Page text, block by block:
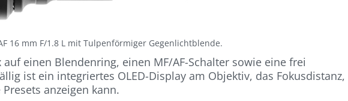
16 mm F/1.8 L mit Tulpenförmiger Gegenlichtblende.
einen Blendenring, einen MF/AF-Schalter sowie eine frei
ist ein integriertes OLED-Display am Objektiv, das Fokusdistanz,
anzeigen kann.